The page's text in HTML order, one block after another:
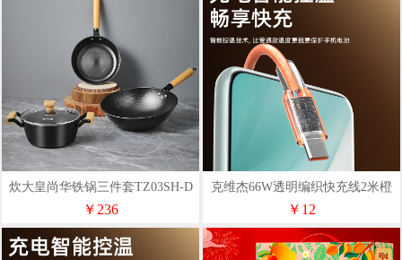
炊大皇尚华铁锅三件套TZ03SH-D
￥236
克维杰66W透明编织快充线2米橙
色KV-AC6A20C
￥12